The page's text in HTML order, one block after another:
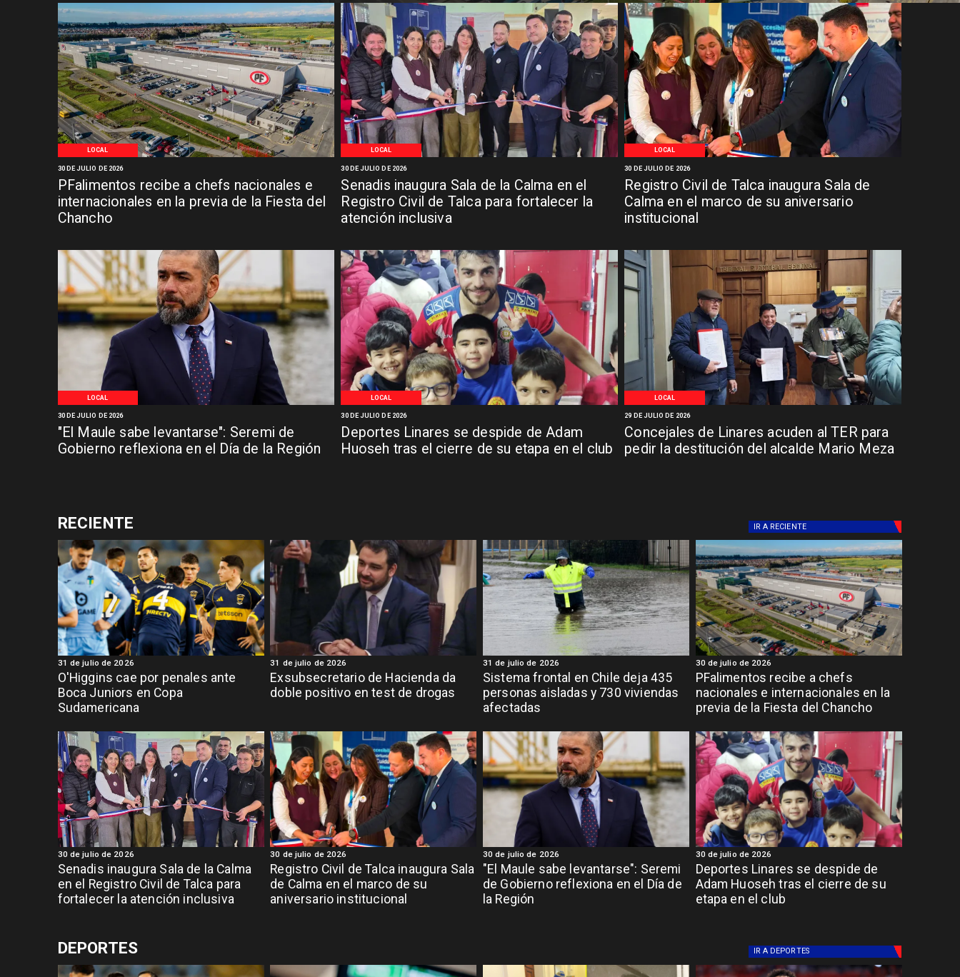
LOCAL
PFalimentos recibe a chefs nacionales e
internacionales en la previa de la Fiesta del
Chancho
30 DE JULIO DE 2026
LOCAL
Senadis inaugura Sala de la Calma en el
Registro Civil de Talca para fortalecer la
atención inclusiva
30 DE JULIO DE 2026
LOCAL
Registro Civil de Talca inaugura Sala de
Calma en el marco de su aniversario
institucional
30 DE JULIO DE 2026
LOCAL
"El Maule sabe levantarse": Seremi de
Gobierno reflexiona en el Día de la Región
30 DE JULIO DE 2026
LOCAL
Deportes Linares se despide de Adam
Huoseh tras el cierre de su etapa en el club
30 DE JULIO DE 2026
LOCAL
Concejales de Linares acuden al TER para
pedir la destitución del alcalde Mario Meza
29 DE JULIO DE 2026
RECIENTE IR A RECIENTE
O'Higgins cae por penales ante
Boca Juniors en Copa
Sudamericana
31 de julio de 2026
Exsubsecretario de Hacienda da
doble positivo en test de drogas
31 de julio de 2026
Sistema frontal en Chile deja 435
personas aisladas y 730 viviendas
afectadas
31 de julio de 2026
PFalimentos recibe a chefs
nacionales e internacionales en la
previa de la Fiesta del Chancho
30 de julio de 2026
Senadis inaugura Sala de la Calma
en el Registro Civil de Talca para
fortalecer la atención inclusiva
30 de julio de 2026
Registro Civil de Talca inaugura Sala
de Calma en el marco de su
aniversario institucional
30 de julio de 2026
"El Maule sabe levantarse": Seremi
de Gobierno reflexiona en el Día de
la Región
30 de julio de 2026
Deportes Linares se despide de
Adam Huoseh tras el cierre de su
etapa en el club
30 de julio de 2026
DEPORTES IR A DEPORTES